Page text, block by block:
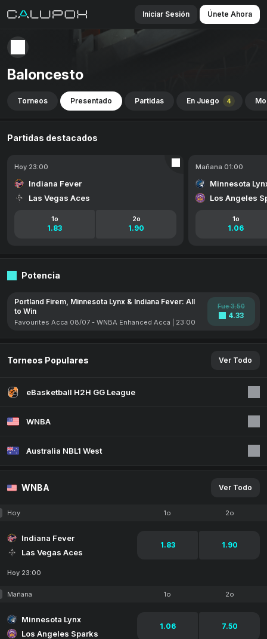
Iniciar Sesión Únete Ahora
Baloncesto
Torneos Presentado Partidas En Juego 4
Partidas destacados
Hoy 23:00
Indiana Fever
Las Vegas Aces
1o
1.83
2o
1.90
Mañana 01:00
Minnesota
Los Angeles
1o
1.06
Potencia
Portland Firem, Minnesota Lynx & Indiana Fever: All
to Win
Favourites Acca 08/07 - WNBA Enhanced Acca | 23:00
Fue 3.50
4.33
Torneos Populares Ver Todo
eBasketball H2H GG League
WNBA
Australia NBL1 West
WNBA Ver Todo
Hoy 1o 2o
Indiana Fever
Las Vegas Aces
1.83 1.90
Hoy 23:00
Mañana 1o 2o
Minnesota Lynx
Los Angeles Sparks
1.06 7.50